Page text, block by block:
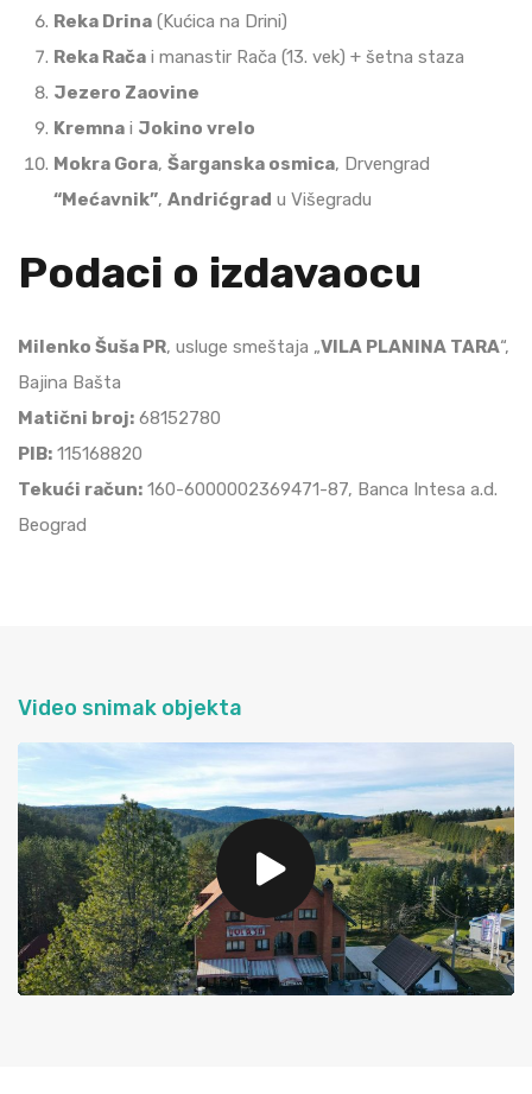
Reka Drina (Kućica na Drini)
Reka Rača i manastir Rača (13. vek) + šetna staza
Jezero Zaovine
Kremna i Jokino vrelo
Mokra Gora, Šarganska osmica, Drvengrad
“Mećavnik”, Andrićgrad u Višegradu
Podaci o izdavaocu
Milenko Šuša PR, usluge smeštaja „VILA PLANINA TARA“,
Bajina Bašta
Matični broj: 68152780
PIB: 115168820
Tekući račun: 160-6000002369471-87, Banca Intesa a.d.
Beograd
Video snimak objekta